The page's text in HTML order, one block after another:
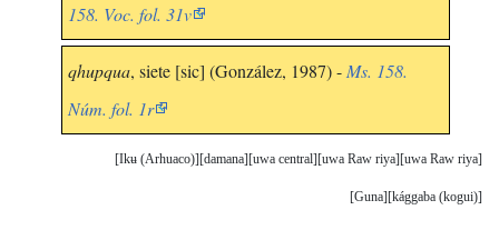
158. Voc. fol. 31v
qhupqua, siete [sic] (González, 1987) - Ms. 158.
Núm. fol. 1r
uwa Raw riya
uwa Raw riya
uwa central
damana
Ikʉ (Arhuaco)
kággaba (kogui)
Guna